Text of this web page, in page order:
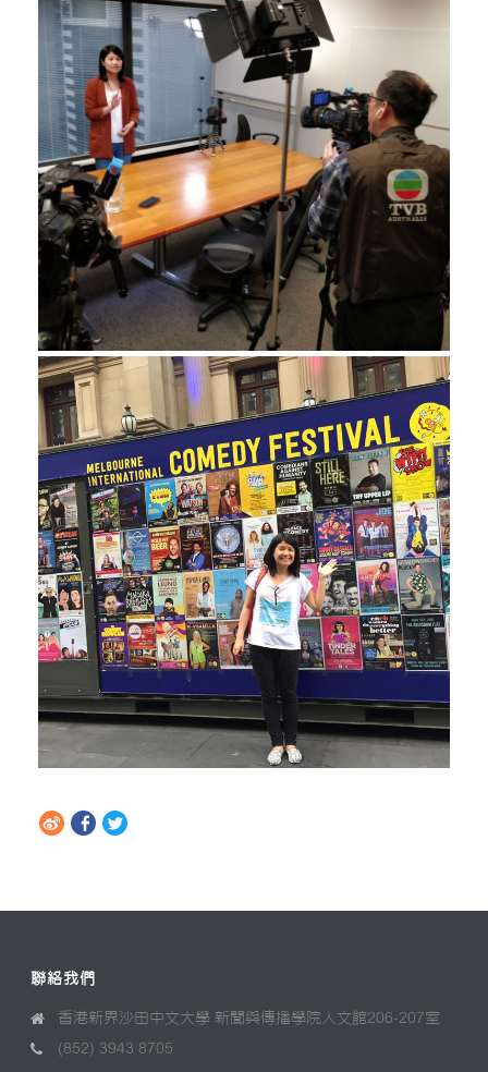
聯絡我們
香港新界沙田中文大學 新聞與傳播學院人文館206-207室
(852) 3943 8705